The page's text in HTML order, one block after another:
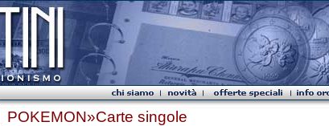
POKEMON»Carte singole